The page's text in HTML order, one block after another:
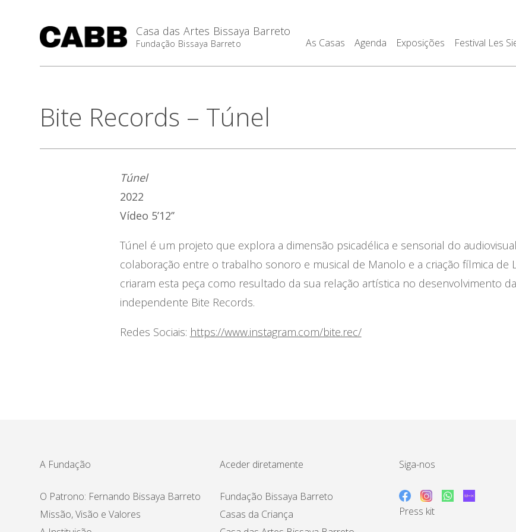
Casa das Artes Bissaya Barreto
Fundação Bissaya Barreto As Casas Agenda Exposições Festival Les
Bite Records – Túnel
Túnel
2022
Vídeo 5’12’’
Túnel é um projeto que explora a dimensão psicadélica e sensorial do
colaboração entre o trabalho sonoro e musical de Manolo e a criação fílmica de
criaram esta peça como resultado da sua relação artística no desenvolvimento
independente Bite Records.
Redes Sociais: https://www.instagram.com/bite.rec/
A Fundação
O Patrono: Fernando Bissaya Barreto
Missão, Visão e Valores
Aceder diretamente
Fundação Bissaya Barreto
Casas da Criança
Siga-nos
Press kit